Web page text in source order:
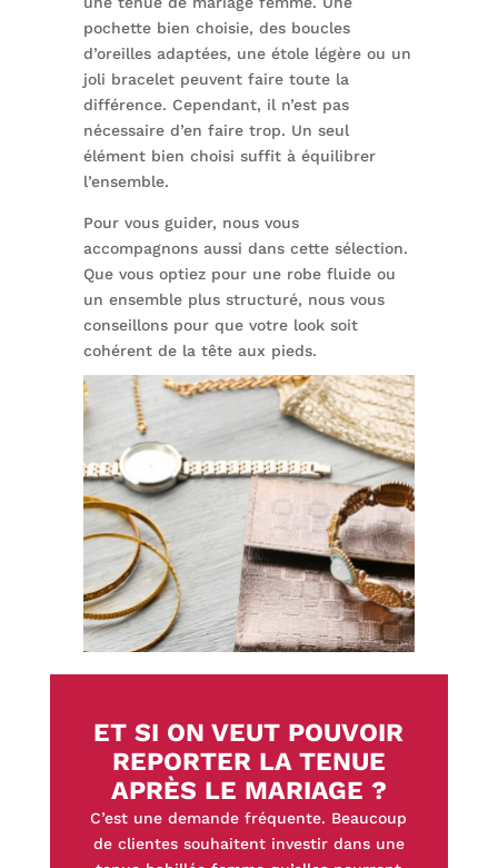
pochette bien choisie, des boucles
d’oreilles adaptées, une étole légère ou un
joli bracelet peuvent faire toute la
différence. Cependant, il n’est pas
nécessaire d’en faire trop. Un seul
élément bien choisi suffit à équilibrer
l’ensemble.
Pour vous guider, nous vous
accompagnons aussi dans cette sélection.
Que vous optiez pour une robe fluide ou
un ensemble plus structuré, nous vous
conseillons pour que votre look soit
cohérent de la tête aux pieds.
ET SI ON VEUT POUVOIR
REPORTER LA TENUE
APRÈS LE MARIAGE ?
C’est une demande fréquente. Beaucoup
de clientes souhaitent investir dans une